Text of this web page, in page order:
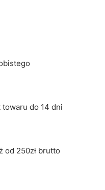
do 14 dni
od 250zł brutto